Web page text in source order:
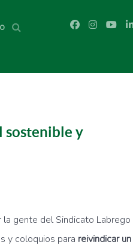
sostenible y
gente del Sindicato Labrego
y coloquios para reivindicar un